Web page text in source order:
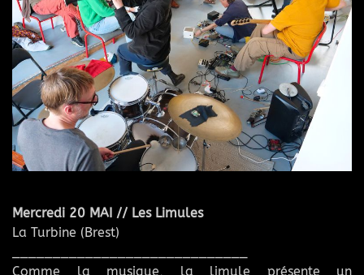
Mercredi 20 MAI // Les Limules
La Turbine (Brest)
Comme la musique, la limule présente un